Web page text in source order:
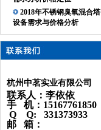
2018年不锈钢臭氧混合塔
设备需求与价格分析
杭州中茗实业有限公司
联系人：李依依
手 机：15167761850
Q Q: 331373933
邮 箱：